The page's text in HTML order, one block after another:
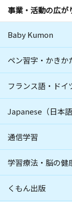
事業・活動の広が
Baby Kumon
ペン習字・かきか
フランス語・ドイ
Japanese（日本語
通信学習
学習療法・脳の健
くもん出版